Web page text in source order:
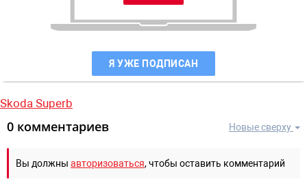
Я УЖЕ ПОДПИСАН
Skoda Superb
Новые сверху
0 комментариев
Вы должны авторизоваться, чтобы оставить комментарий